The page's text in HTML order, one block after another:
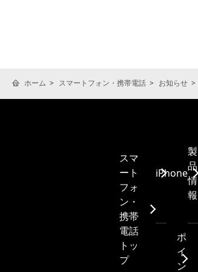
ホーム スマートフォン・携帯電話 お知らせ
スマ
ート
フォ
ン・
携帯
電話
トッ
プ
iPhone
製
品
情
報
ポ
イ
ン